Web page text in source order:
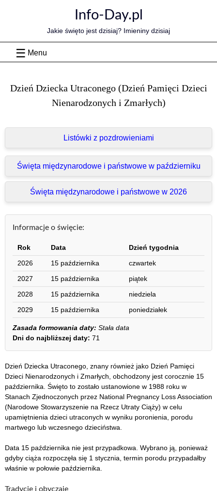
Info-Day.pl
Jakie święto jest dzisiaj? Imieniny dzisiaj
Menu
Dzień Dziecka Utraconego (Dzień Pamięci Dzieci
Nienarodzonych i Zmarłych)
Listówki z pozdrowieniami
Święta międzynarodowe i państwowe w październiku
Święta międzynarodowe i państwowe w 2026
Informacje o święcie:
Rok Data
Dzień tygodnia
2026
15 października
czwartek
2027
15 października
piątek
2028
15 października
niedziela
2029
15 października poniedziałek
Zasada formowania daty: Stała data
Dni do najbliższej daty: 71
Dzień Dziecka Utraconego, znany również jako Dzień Pamięci
Dzieci Nienarodzonych i Zmarłych, obchodzony jest corocznie 15
października. Święto to zostało ustanowione w 1988 roku w
Stanach Zjednoczonych przez National Pregnancy Loss Association
(Narodowe Stowarzyszenie na Rzecz Utraty Ciąży) w celu
upamiętnienia dzieci utraconych w wyniku poronienia, porodu
martwego lub wczesnego dzieciństwa.
Data 15 października nie jest przypadkowa. Wybrano ją, ponieważ
gdyby ciąża rozpoczęła się 1 stycznia, termin porodu przypadałby
właśnie w połowie października.
Tradycje i obyczaje